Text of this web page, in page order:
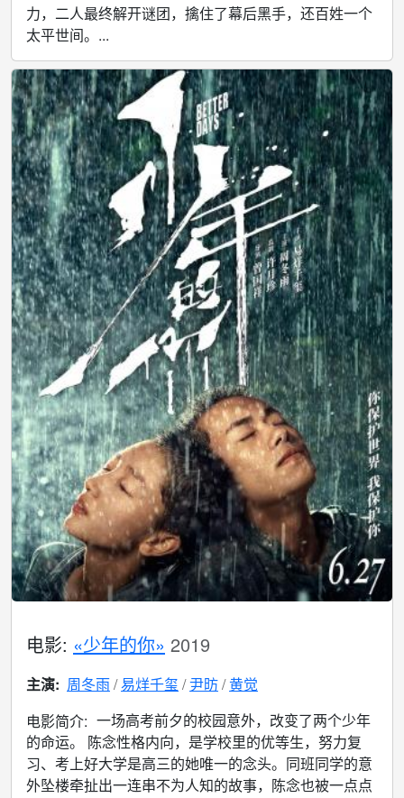
力，二人最终解开谜团，擒住了幕后黑手，还百姓一个
太平世间。...
电影: «少年的你» 2019
主演: 周冬雨 易烊千玺 尹昉 黄觉
电影简介: 一场高考前夕的校园意外，改变了两个少年
的命运。 陈念性格内向，是学校里的优等生，努力复
习、考上好大学是高三的她唯一的念头。同班同学的意
外坠楼牵扯出一连串不为人知的故事，陈念也被一点点